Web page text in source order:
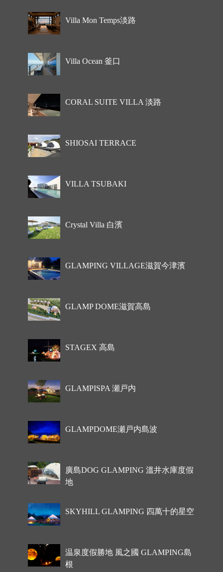
Villa Mon Temps淡路
Villa Ocean 釜口
CORAL SUITE VILLA 淡路
SHIOSAI TERRACE
VILLA TSUBAKI
Crystal Villa 白濱
GLAMPING VILLAGE滋賀今津濱
GLAMP DOME滋賀高島
STAGEX 高島
GLAMPISPA 瀬戸内
GLAMPDOME瀬戸内島波
廣島DOG GLAMPING 溫井水庫度假
地
SKYHILL GLAMPING 四萬十的星空
温泉度假勝地 風之國 GLAMPING島
根